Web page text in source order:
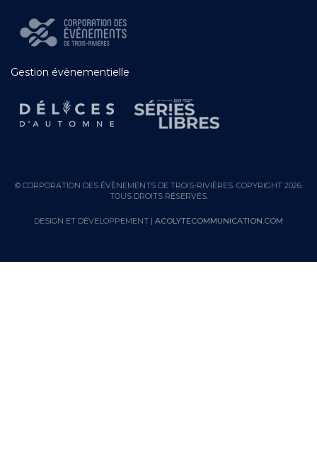
Gestion évènementielle
© CORPORATION DES ÉVÈNEMENTS DE TROIS-RIVIÈRES. COPYRIGHT 2026.
TOUS DROITS RÉSERVÉS.
DESIGN ET DÉVELOPPEMENT | ACOLYTECOMMUNICATION.COM